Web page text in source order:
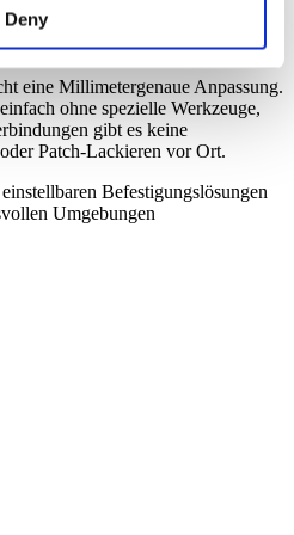
Deny14122 und besitzen eine CE-
eine Millimetergenaue Anpassung.
ohne spezielle Werkzeuge,
gibt es keine
Patch-Lackieren vor Ort.
Befestigungslösungen
Umgebungen